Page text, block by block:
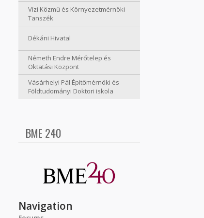
Vízi Közmű és Környezetmérnöki
Tanszék
Dékáni Hivatal
Németh Endre Mérőtelep és
Oktatási Központ
Vásárhelyi Pál Építőmérnöki és
Földtudományi Doktori iskola
BME 240
Navigation